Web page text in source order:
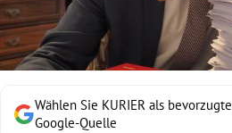
Untermenü
Wählen Sie KURIER als bevorzugte
Google-Quelle